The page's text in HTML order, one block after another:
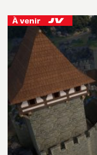
À venir